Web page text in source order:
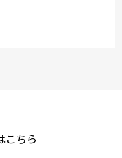
こちら